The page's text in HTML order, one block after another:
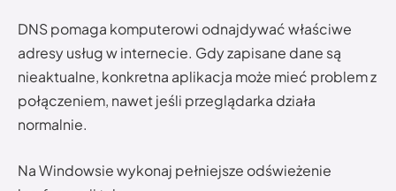
DNS pomaga komputerowi odnajdywać właściwe
adresy usług w internecie. Gdy zapisane dane są
nieaktualne, konkretna aplikacja może mieć problem z
połączeniem, nawet jeśli przeglądarka działa
normalnie.
Na Windowsie wykonaj pełniejsze odświeżenie